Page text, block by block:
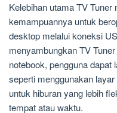
Kelebihan utama TV
kemampuannya untuk
desktop melalui koneksi
menyambungkan TV
notebook, pengguna
seperti menggunakan
untuk hiburan yang lebih
tempat atau waktu.